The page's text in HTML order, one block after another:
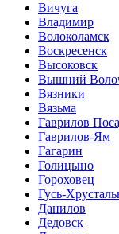
Вичуга
Владимир
Волоколамск
Воскресенск
Высоковск
Вышний
Вязники
Вязьма
Гаврилов
Гаврилов-Ям
Гагарин
Голицыно
Гороховец
Гусь-
Данилов
Дедовск